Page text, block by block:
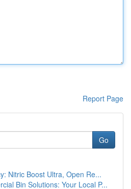
Report Page
Go
Nitric Boost Ultra, Open Re...
Bin Solutions: Your Local P...